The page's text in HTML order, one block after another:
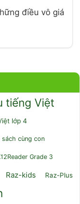
điều vô giá
tiếng Việt
lớp 4
sách cùng con
Grade 3
Raz-kids Raz-Plus